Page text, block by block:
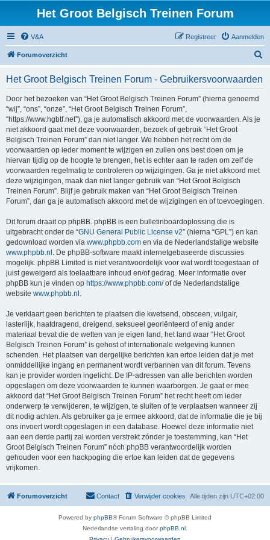
Het Groot Belgisch Treinen Forum
V&A Aanmelden
Registreer
Forumoverzicht
Het Groot Belgisch Treinen Forum - Gebruikersvoorwaarden
Door het bezoeken van “Het Groot Belgisch Treinen Forum” (hierna genoemd
“wij”, “ons”, “onze”, “Het Groot Belgisch Treinen Forum”,
“https://www.hgbtf.net”), ga je automatisch akkoord met de voorwaarden. Als je
niet akkoord gaat met deze voorwaarden, bezoek of gebruik “Het Groot
Belgisch Treinen Forum” dan niet langer. We hebben het recht om de
voorwaarden op ieder moment te wijzigen en zullen ons best doen om je
hiervan tijdig op de hoogte te brengen, het is echter aan te raden om zelf de
voorwaarden regelmatig te controleren op wijzigingen. Ga je niet akkoord met
deze wijzigingen, maak dan niet langer gebruik van “Het Groot Belgisch
Treinen Forum”. Blijf je gebruik maken van “Het Groot Belgisch Treinen
Forum”, dan ga je automatisch akkoord met de wijzigingen en of toevoegingen.
Dit forum draait op phpBB. phpBB is een bulletinboardoplossing die is
uitgebracht onder de “GNU General Public License v2” (hierna “GPL”) en kan
gedownload worden via www.phpbb.com en via de Nederlandstalige website
www.phpbb.nl . De phpBB-software maakt internetgebaseerde discussies
mogelijk. phpBB Limited is niet verantwoordelijk voor wat wordt toegestaan of
juist geweigerd als toelaatbare inhoud en/of gedrag. Meer informatie over
phpBB kun je vinden op https://www.phpbb.com/of de Nederlandstalige
website www.phpbb.nl .
Je verklaart geen berichten te plaatsen die kwetsend, obsceen, vulgair,
lasterlijk, haatdragend, dreigend, seksueel georiënteerd of enig ander
materiaal bevat die de wetten van je eigen land, het land waar “Het Groot
Belgisch Treinen Forum” is gehost of internationale wetgeving kunnen
schenden. Het plaatsen van dergelijke berichten kan ertoe leiden dat je met
onmiddellijke ingang en permanent wordt verbannen van dit forum. Tevens
kan je provider worden ingelicht. De IP-adressen van alle berichten worden
opgeslagen om deze voorwaarden te kunnen waarborgen. Je gaat er mee
akkoord dat “Het Groot Belgisch Treinen Forum” het recht heeft om ieder
onderwerp te verwijderen, te wijzigen, te sluiten of te verplaatsen wanneer zij
dit nodig achten. Als gebruiker ga je ermee akkoord, dat de informatie die je bij
ons invoert wordt opgeslagen in een database. Hoewel deze informatie niet
aan een derde partij zal worden verstrekt zónder je toestemming, kan “Het
Groot Belgisch Treinen Forum” nóch phpBB verantwoordelijk worden
gehouden voor een hackpoging die ertoe kan leiden dat de gegevens
vrijkomen.
Forumoverzicht Alle tijden zijn UTC+02:00
Verwijder cookies
Contact
Powered by phpBB® Forum Software © phpBB Limited
Nederlandse vertaling doorphpBB.nl